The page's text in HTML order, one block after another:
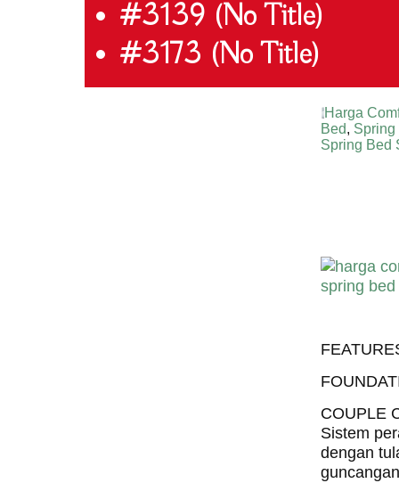
#3139 (no Title)
#3173 (no Title)
Harga
Bed, Spring
Spring Bed
COUPLE
Sistem
dengan